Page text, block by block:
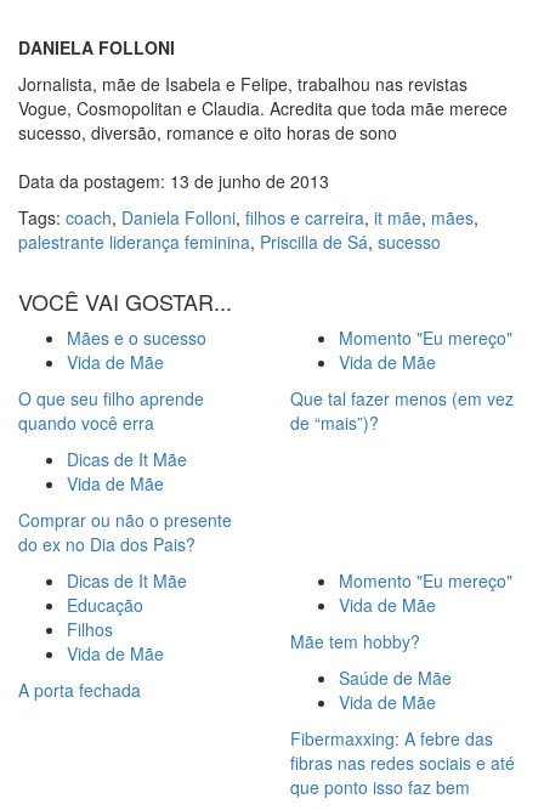
DANIELA FOLLONI
Jornalista, mãe de Isabela e Felipe, trabalhou nas revistas
Vogue, Cosmopolitan e Claudia. Acredita que toda mãe merece
sucesso, diversão, romance e oito horas de sono
Data da postagem: 13 de junho de 2013
Tags: coach, Daniela Folloni, filhos e carreira, it mãe, mães,
palestrante liderança feminina, Priscilla de Sá, sucesso
VOCÊ VAI GOSTAR...
Mães e o sucesso
Vida de Mãe
O que seu filho aprende
quando você erra
Momento "Eu mereço"
Vida de Mãe
Que tal fazer menos (em vez
de “mais”)?
Dicas de It Mãe
Vida de Mãe
Comprar ou não o presente
do ex no Dia dos Pais?
Dicas de It Mãe
Educação
Filhos
Vida de Mãe
A porta fechada
Momento "Eu mereço"
Vida de Mãe
Mãe tem hobby?
Saúde de Mãe
Vida de Mãe
Fibermaxxing: A febre das
fibras nas redes sociais e até
que ponto isso faz bem